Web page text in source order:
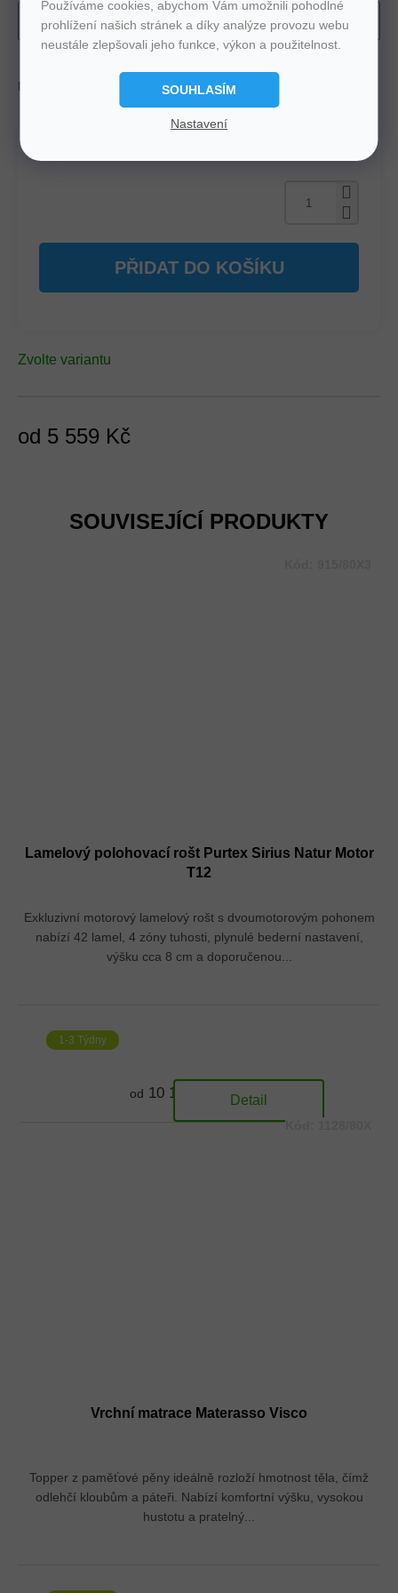
Používáme cookies, abychom Vám umožnili pohodlné
prohlížení našich stránek a díky analýze provozu webu
neustále zlepšovali jeho funkce, výkon a použitelnost.
SOUHLASÍM
Nastavení
od 5 559 Kč
Zvolte variantu
Můžeme doručit do: Zvolte variantu
PŘIDAT DO KOŠÍKU
SOUVISEJÍCÍ PRODUKTY
Lamelový polohovací rošt Purtex Sirius Natur Motor
T12
Exkluzivní motorový lamelový rošt s dvoumotorovým pohonem
nabízí 42 lamel, 4 zóny tuhosti, plynulé bederní nastavení,
výšku cca 8 cm a doporučenou...
1-3 Týdny
od 10 174 Kč Detail
Vrchní matrace Materasso Visco
Topper z paměťové pěny ideálně rozloží hmotnost těla, čímž
odlehčí kloubům a páteři. Nabízí komfortní výšku, vysokou
hustotu a pratelný...